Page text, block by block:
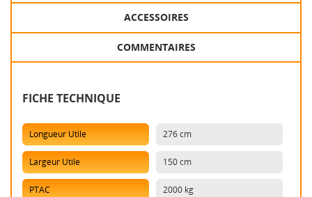
ACCESSOIRES
COMMENTAIRES
FICHE TECHNIQUE
Longueur Utile 276 cm
Largeur Utile 150 cm
PTAC 2000 kg